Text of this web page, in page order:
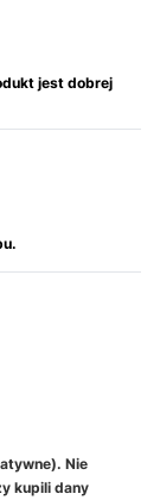
jest dobrej
Nie
kupili dany